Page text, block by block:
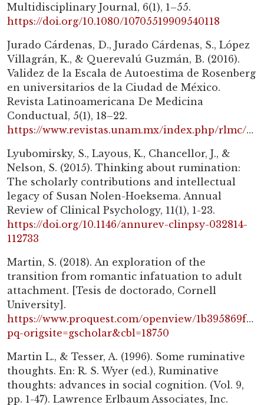
Multidisciplinary Journal, 6(1), 1–55.
https://doi.org/10.1080/10705519909540118
Jurado Cárdenas, D., Jurado Cárdenas, S., López
Villagrán, K., & Querevalú Guzmán, B. (2016).
Validez de la Escala de Autoestima de Rosenberg
en universitarios de la Ciudad de México.
Revista Latinoamericana De Medicina
Conductual, 5(1), 18–22.
https://www.revistas.unam.mx/index.php/rlmc/article/view/55207
Lyubomirsky, S., Layous, K., Chancellor, J., &
Nelson, S. (2015). Thinking about rumination:
The scholarly contributions and intellectual
legacy of Susan Nolen-Hoeksema. Annual
Review of Clinical Psychology, 11(1), 1-23.
https://doi.org/10.1146/annurev-clinpsy-032814-
112733
Martin, S. (2018). An exploration of the
transition from romantic infatuation to adult
attachment. [Tesis de doctorado, Cornell
University].
https://www.proquest.com/openview/
pq-origsite=gscholar&cbl=18750
Martin L., & Tesser, A. (1996). Some ruminative
thoughts. En: R. S. Wyer (ed.), Ruminative
thoughts: advances in social cognition. (Vol. 9,
pp. 1-47). Lawrence Erlbaum Associates, Inc.